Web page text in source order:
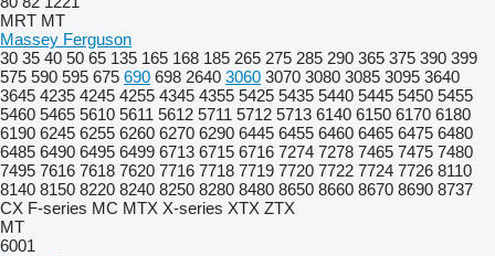
MRT MT
Massey Ferguson
30 35 40 50 65 135 165 168 185 265 275 285 290 365 375 390 399
575 590 595 675 690 698 2640 3060 3070 3080 3085 3095 3640
3645 4235 4245 4255 4345 4355 5425 5435 5440 5445 5450 5455
5460 5465 5610 5611 5612 5711 5712 5713 6140 6150 6170 6180
6190 6245 6255 6260 6270 6290 6445 6455 6460 6465 6475 6480
6485 6490 6495 6499 6713 6715 6716 7274 7278 7465 7475 7480
7495 7616 7618 7620 7716 7718 7719 7720 7722 7724 7726 8110
8140 8150 8220 8240 8250 8280 8480 8650 8660 8670 8690 8737
CX F-series MC MTX X-series XTX ZTX
MT
6001